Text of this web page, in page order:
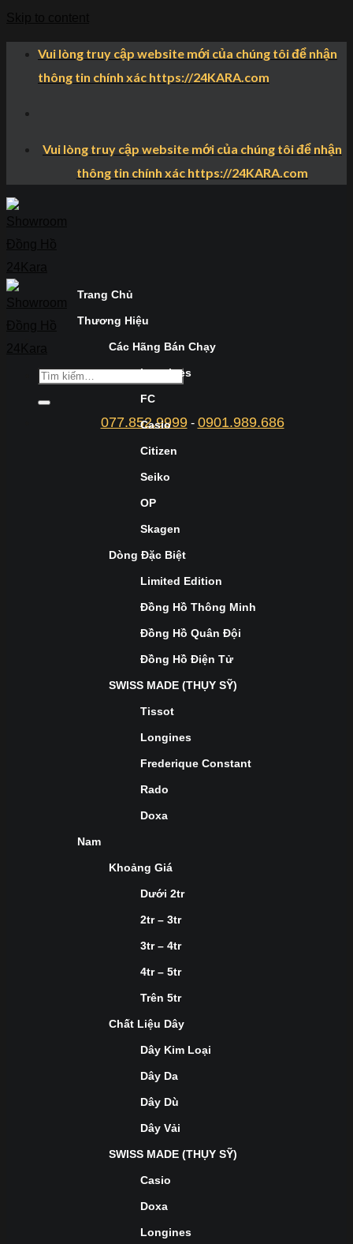
Vui lòng truy cập website mới của chúng tôi để nhận
thông tin chính xác https://24KARA.com
Vui lòng truy cập website mới của chúng tôi để nhận
thông tin chính xác https://24KARA.com
077.852.9999- 0901.989.686
Trang Chủ
Thương Hiệu
Các Hãng Bán Chạy
Longines
FC
Casio
Citizen
Seiko
OP
Skagen
Dòng Đặc Biệt
Limited Edition
Đồng Hồ Thông Minh
Đồng Hồ Quân Đội
Đồng Hồ Điện Tử
SWISS MADE (THỤY SỸ)
Tissot
Longines
Frederique Constant
Rado
Doxa
Nam
Khoảng Giá
Dưới 2tr
2tr – 3tr
3tr – 4tr
4tr – 5tr
Trên 5tr
Chất Liệu Dây
Dây Kim Loại
Dây Da
Dây Dù
Dây Vải
SWISS MADE (THỤY SỸ)
Casio
Doxa
Longines